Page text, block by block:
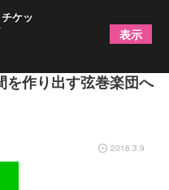
中で可笑しさ、悲し
を作り出す弦巻楽団へ
2016.3.9
ケッ
表示